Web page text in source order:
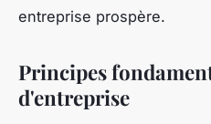
entreprise prospère.
Principes
d'entreprise